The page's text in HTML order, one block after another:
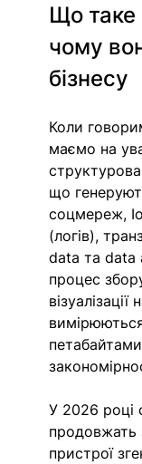
Що таке
чому
бізнесу
Коли
маємо на
що
соцмереж,
(логів),
data та data
процес
У 2026 році
продовжать
пристрої